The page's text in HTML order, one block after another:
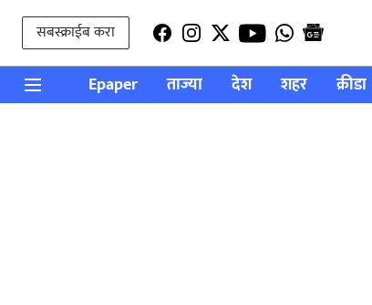
सबस्क्राईब करा
Epaper ताज्या देश शहर क्रीडा